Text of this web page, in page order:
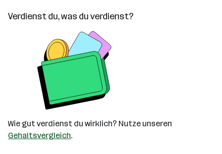
Verdienst du, was du verdienst?
Wie gut verdienst du wirklich? Nutze unseren
Gehaltsvergleich.